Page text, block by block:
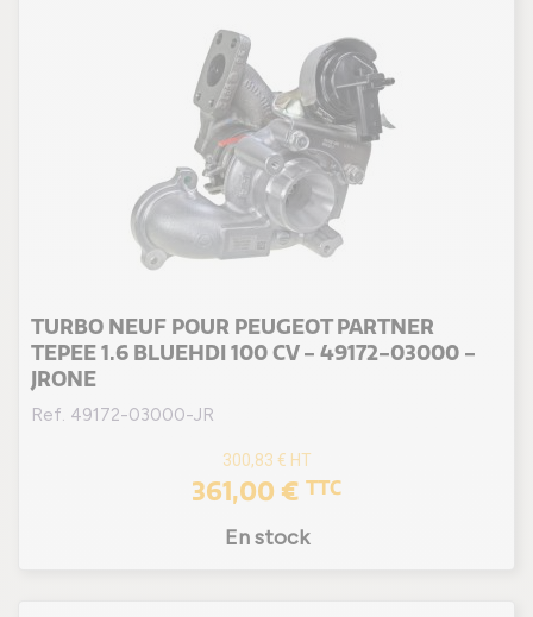
TURBO NEUF POUR PEUGEOT PARTNER
TEPEE 1.6 BLUEHDI 100 CV - 49172-03000 -
JRONE
Ref. 49172-03000-JR
300,83 € HT
361,00 € TTC
En stock